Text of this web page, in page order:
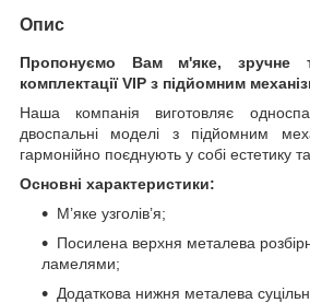
Опис
Пропонуємо Вам м'яке, зручне
комплектації VIP з підйомним
Наша компанія виготовляє
двоспальні моделі з підйомним
гармонійно поєднують у собі естетику
Основні характеристики:
М’яке узголів’я;
Посилена верхня металева
ламелями;
Додаткова нижня металева